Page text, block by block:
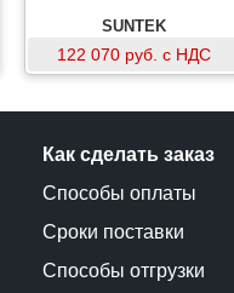
SUNTEK
122 070 руб. с НДС
Как сделать заказ
Способы оплаты
Сроки поставки
Способы отгрузки